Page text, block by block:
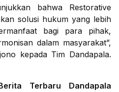
bahwa Restorative
solusi hukum yang lebih
bagi para pihak,
dalam masyarakat”,
kepada Tim Dandapala.
Terbaru Dandapala